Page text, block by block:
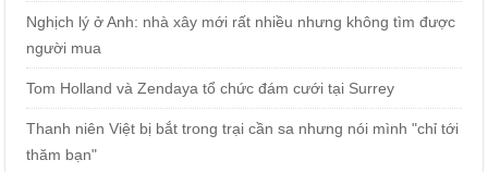
Nghịch lý ở Anh: nhà xây mới rất nhiều nhưng không tìm được
người mua
Tom Holland và Zendaya tổ chức đám cưới tại Surrey
Thanh niên Việt bị bắt trong trại cần sa nhưng nói mình "chỉ tới
thăm bạn"